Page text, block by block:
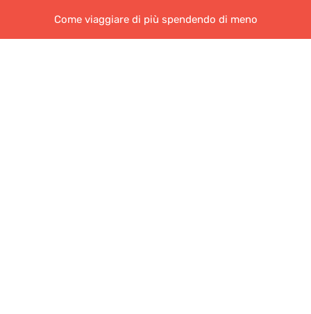
Come viaggiare di più spendendo di meno